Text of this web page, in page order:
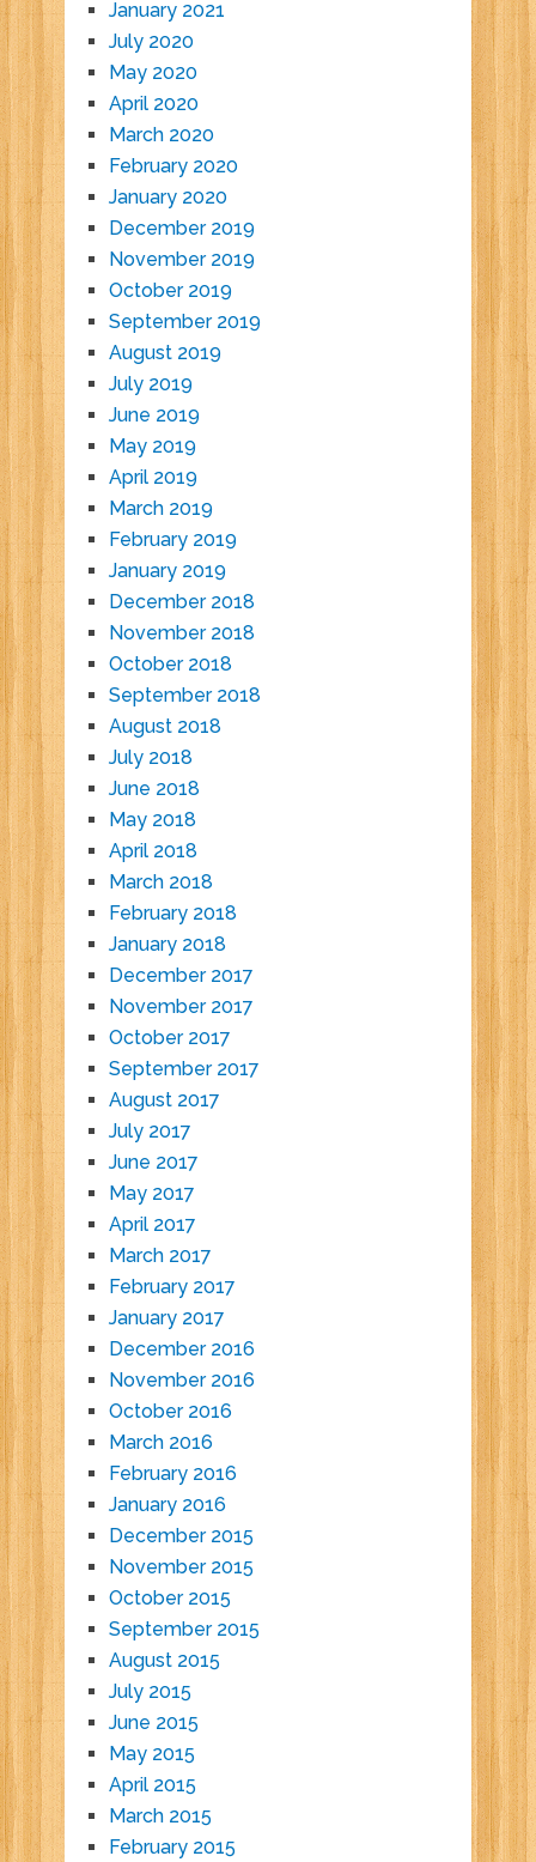
January 2021
July 2020
May 2020
April 2020
March 2020
February 2020
January 2020
December 2019
November 2019
October 2019
September 2019
August 2019
July 2019
June 2019
May 2019
April 2019
March 2019
February 2019
January 2019
December 2018
November 2018
October 2018
September 2018
August 2018
July 2018
June 2018
May 2018
April 2018
March 2018
February 2018
January 2018
December 2017
November 2017
October 2017
September 2017
August 2017
July 2017
June 2017
May 2017
April 2017
March 2017
February 2017
January 2017
December 2016
November 2016
October 2016
March 2016
February 2016
January 2016
December 2015
November 2015
October 2015
September 2015
August 2015
July 2015
June 2015
May 2015
April 2015
March 2015
February 2015